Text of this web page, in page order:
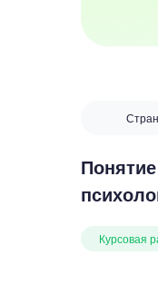
Курсовая